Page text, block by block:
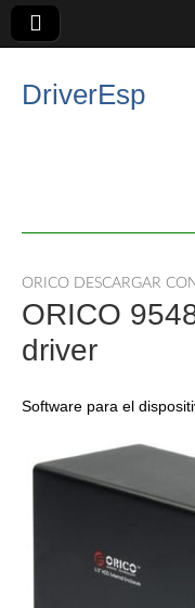
DriverEsp
ORICO DESCARGAR
ORICO
driver
Software para el